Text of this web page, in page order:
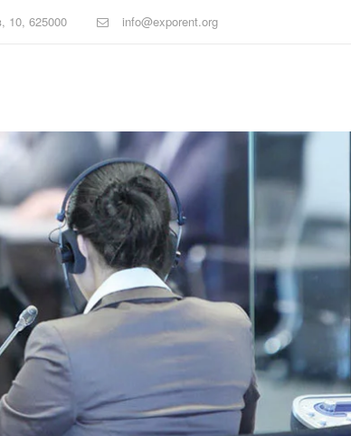
10, 625000 info@exporent.org